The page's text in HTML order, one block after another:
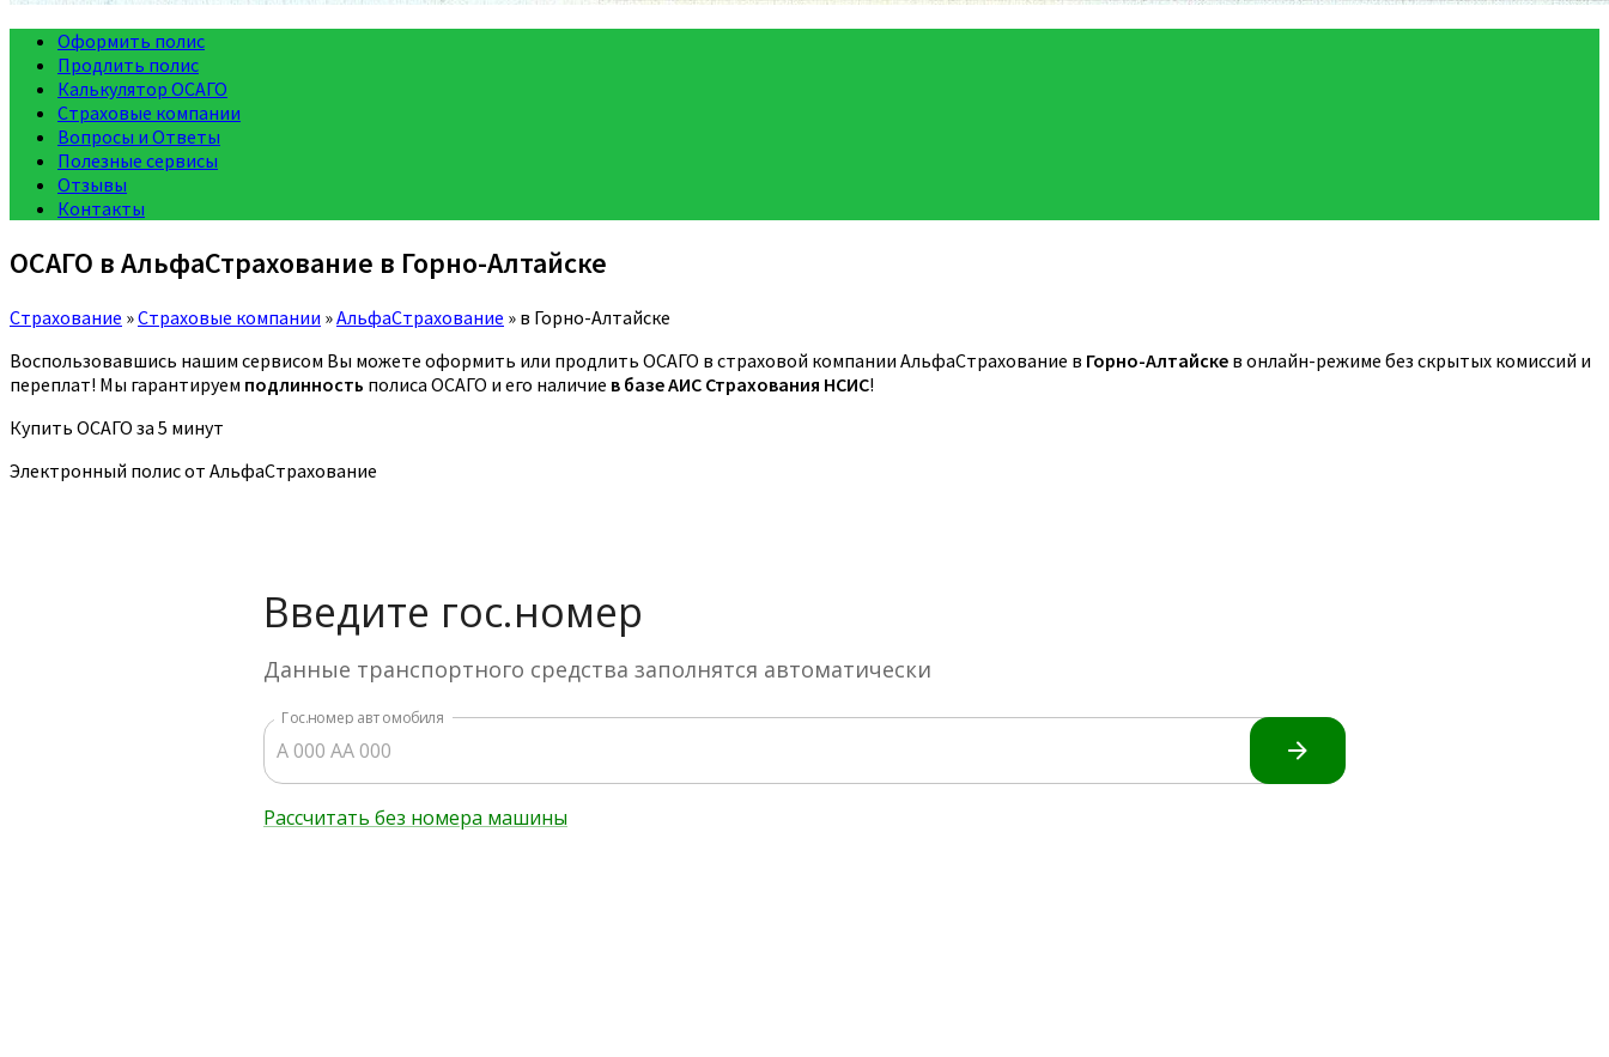
Оформить полис
Продлить полис
Калькулятор ОСАГО
Страховые компании
Вопросы и Ответы
Полезные сервисы
Отзывы
Контакты
ОСАГО в АльфаСтрахование в Горно-Алтайске
Страхование »Страховые компании »АльфаСтрахование » в Горно-Алтайске
Воспользовавшись нашим сервисом Вы можете оформить или продлить ОСАГО в страховой компании АльфаСтрахование в Горно-Алтайске в онлайн-режиме без скрытых комиссий и
переплат! Мы гарантируем подлинность полиса ОСАГО и его наличие в базе АИС Страхования НСИС!
Купить ОСАГО за 5 минут
Электронный полис от АльфаСтрахование